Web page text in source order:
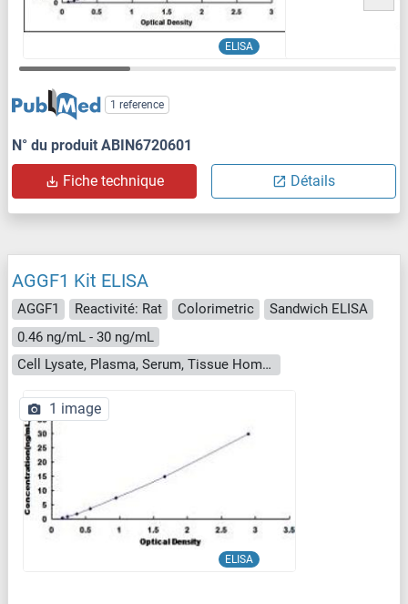
ELISA
1 reference
N° du produit ABIN6720601
Fiche technique Détails
AGGF1 Kit ELISA
AGGF1 Reactivité: Rat Colorimetric
Sandwich ELISA
0.46 ng/mL - 30 ng/mL
Cell Lysate, Plasma, Serum, Tissue Homogenate
ELISA
1 image